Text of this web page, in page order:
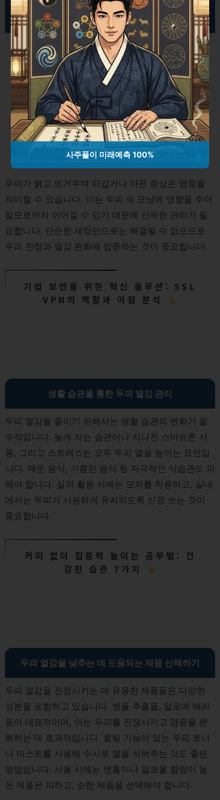
두피 열감 완화법, 염증과 탈모 방지를 위한 집중 관
리
두피가 붉고 뜨거우며 따갑거나 아픈 증상은 염증을
의미할 수 있습니다. 이는 두피 속 모낭에 영향을 주어
탈모로까지 이어질 수 있기 때문에 신속한 관리가 필
요합니다. 단순한 세정만으로는 해결될 수 없으므로
두피 진정과 열감 완화에 집중하는 것이 중요합니다.
기업 보안을 위한 혁신 솔루션: SSL
VPN의 역할과 이점 분석
생활 습관을 통한 두피 열감 관리
두피 열감을 줄이기 위해서는 생활 습관의 변화가 필
수적입니다. 늦게 자는 습관이나 지나친 스마트폰 사
용, 그리고 스트레스는 모두 두피 열을 높이는 요인입
니다. 매운 음식, 기름진 음식 등 자극적인 식습관도 피
해야 합니다. 실외 활동 시에는 모자를 착용하고, 실내
에서는 두피가 시원하게 유지되도록 신경 쓰는 것이
중요합니다.
커피 없이 집중력 높이는 공부법: 건
강한 습관 7가지
두피 열감을 낮추는 데 도움되는 제품 선택하기
두피 열감을 진정시키는 데 유용한 제품들은 다양한
성분을 포함하고 있습니다. 병풀 추출물, 알로에 베라
등이 대표적이며, 이는 두피를 진정시키고 염증을 완
화하는 데 효과적입니다. 쿨링 기능이 있는 두피 토너
나 미스트를 사용해 수시로 열을 식혀주는 것도 좋은
방법입니다. 사용 시에는 멘톨이나 알코올 함량이 높
은 제품은 피하고, 순한 제품을 선택해야 합니다.
사주풀이 미래예측 100%